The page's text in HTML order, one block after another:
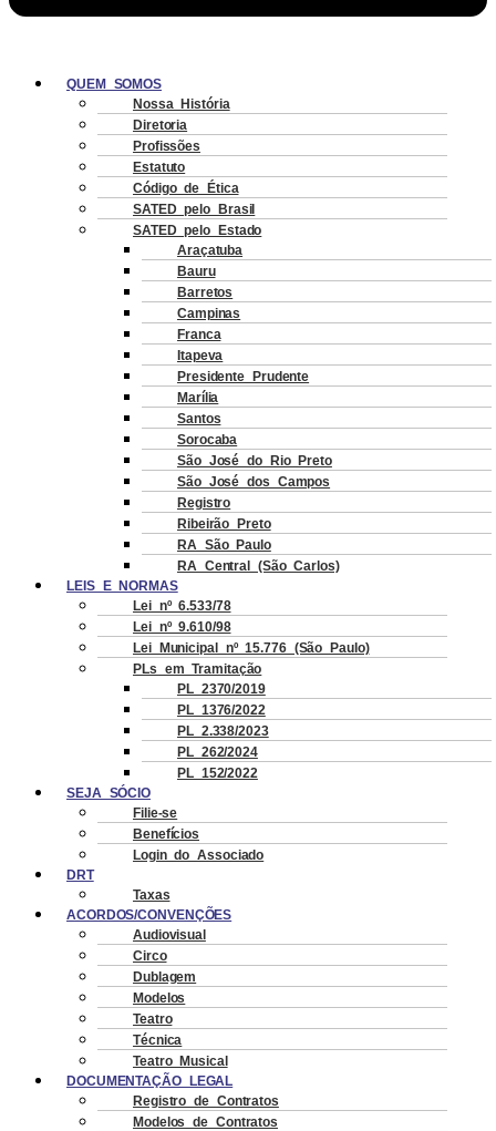
QUEM SOMOS
Nossa História
Diretoria
Profissões
Estatuto
Código de Ética
SATED pelo Brasil
SATED pelo Estado
Araçatuba
Bauru
Barretos
Campinas
Franca
Itapeva
Presidente Prudente
Marília
Santos
Sorocaba
São José do Rio Preto
São José dos Campos
Registro
Ribeirão Preto
RA São Paulo
RA Central (São Carlos)
LEIS E NORMAS
Lei nº 6.533/78
Lei nº 9.610/98
Lei Municipal nº 15.776 (São Paulo)
PLs em Tramitação
PL 2370/2019
PL 1376/2022
PL 2.338/2023
PL 262/2024
PL 152/2022
SEJA SÓCIO
Filie-se
Benefícios
Login do Associado
DRT
Taxas
ACORDOS/CONVENÇÕES
Audiovisual
Circo
Dublagem
Modelos
Teatro
Técnica
Teatro Musical
DOCUMENTAÇÃO LEGAL
Registro de Contratos
Modelos de Contratos